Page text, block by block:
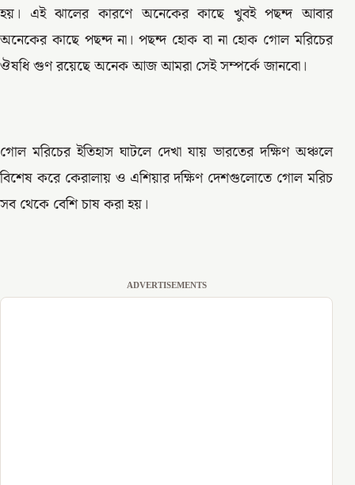
হয়। এই ঝালের কারণে অনেকের কাছে খুবই পছন্দ আবার
অনেকের কাছে পছন্দ না। পছন্দ হোক বা না হোক গোল মরিচের
ঔষধি গুণ রয়েছে অনেক আজ আমরা সেই সম্পর্কে জানবো।
গোল মরিচের ইতিহাস ঘাটলে দেখা যায় ভারতের দক্ষিণ অঞ্চলে
বিশেষ করে কেরালায় ও এশিয়ার দক্ষিণ দেশগুলোতে গোল মরিচ
সব থেকে বেশি চাষ করা হয়।
ADVERTISEMENTS